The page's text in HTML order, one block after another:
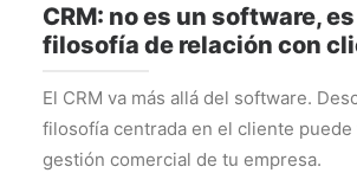
CRM: no es un software,
filosofía de relación con
El CRM va más allá del software.
filosofía centrada en el cliente
gestión comercial de tu empresa.